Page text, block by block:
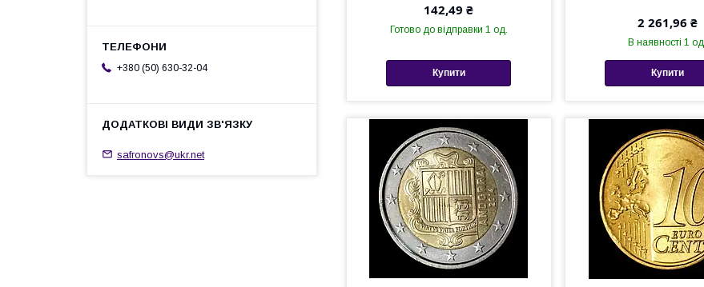
142,49 ₴
Готово до відправки 1 од.
Купити
2 261,96 ₴
В наявності 1 од.
Купити
+380 (50) 630-32-04
safronovs@ukr.net